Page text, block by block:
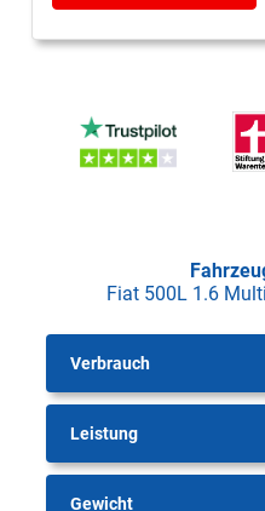
Fiat 500L 1.6
Verbrauch
Leistung
Gewicht